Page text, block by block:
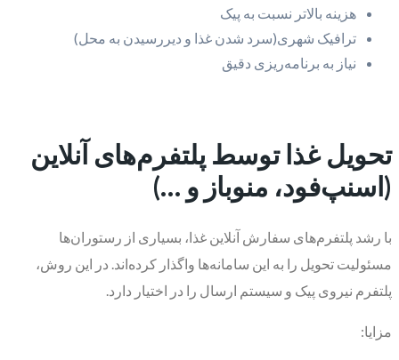
هزینه بالاتر نسبت به پیک
ترافیک شهری(سرد شدن غذا و دیررسیدن به محل)
نیاز به برنامه‌ریزی دقیق
تحویل غذا توسط پلتفرم‌های آنلاین
(اسنپ‌فود، منوباز و …)
با رشد پلتفرم‌های سفارش آنلاین غذا، بسیاری از رستوران‌ها
مسئولیت تحویل را به این سامانه‌ها واگذار کرده‌اند. در این روش،
پلتفرم نیروی پیک و سیستم ارسال را در اختیار دارد.
مزایا: